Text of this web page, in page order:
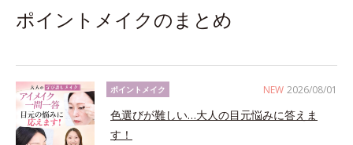
ポイントメイクのまとめ
NEW 2026/08/01
ポイントメイク
色選びが難しい…大人の目元悩みに答えま
す！